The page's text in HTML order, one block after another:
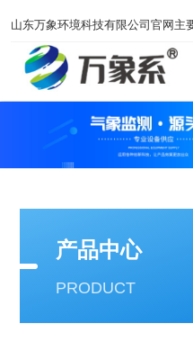
山东万象环境科技有限公司官网主
产品中心
PRODUCT